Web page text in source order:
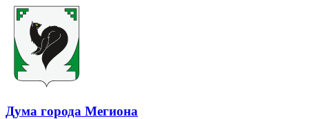
Дума города Мегиона